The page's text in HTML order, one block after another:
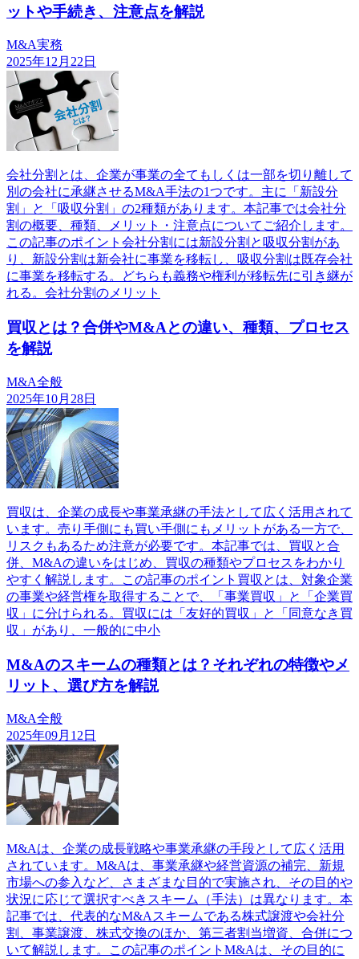
ットや手続き、注意点を解説
M&A実務
2025年12月22日
会社分割とは、企業が事業の全てもしくは一部を切り離して
別の会社に承継させるM&A手法の1つです。主に「新設分
割」と「吸収分割」の2種類があります。本記事では会社分
割の概要、種類、メリット・注意点についてご紹介します。
この記事のポイント会社分割には新設分割と吸収分割があ
り、新設分割は新会社に事業を移転し、吸収分割は既存会社
に事業を移転する。どちらも義務や権利が移転先に引き継が
れる。会社分割のメリット
買収とは？合併やM&Aとの違い、種類、プロセス
を解説
M&A全般
2025年10月28日
買収は、企業の成長や事業承継の手法として広く活用されて
います。売り手側にも買い手側にもメリットがある一方で、
リスクもあるため注意が必要です。本記事では、買収と合
併、M&Aの違いをはじめ、買収の種類やプロセスをわかり
やすく解説します。この記事のポイント買収とは、対象企業
の事業や経営権を取得することで、「事業買収」と「企業買
収」に分けられる。買収には「友好的買収」と「同意なき買
収」があり、一般的に中小
M&Aのスキームの種類とは？それぞれの特徴やメ
リット、選び方を解説
M&A全般
2025年09月12日
M&Aは、企業の成長戦略や事業承継の手段として広く活用
されています。M&Aは、事業承継や経営資源の補完、新規
市場への参入など、さまざまな目的で実施され、その目的や
状況に応じて選択すべきスキーム（手法）は異なります。本
記事では、代表的なM&Aスキームである株式譲渡や会社分
割、事業譲渡、株式交換のほか、第三者割当増資、合併につ
いて解説します。この記事のポイントM&Aは、その目的に